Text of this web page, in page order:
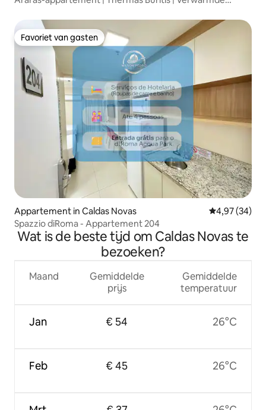
Favoriet van gasten
Favoriet van gasten
Appartement in Caldas Novas Gemiddelde
4,97 (34)
Spazzio diRoma - Appartement 204
Wat is de beste tijd om Caldas Novas te
bezoeken?
Maand
Jan
Feb
Gemiddelde
prijs
€ 54
€ 45
Gemiddelde
temperatuur
26°C
26°C